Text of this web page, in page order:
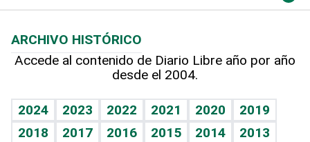
Hablando con el pediatra
Vida y familia
Eñe
Línea de hit
TBT Deportivo
Hecho en casa
Guía del dinero
Cumpleaños
Horóscopos
Juegos
ARCHIVO HISTÓRICO
Accede al contenido de Diario Libre año por año
desde el 2004.
2024 2023 2022 2021 2020
2019
2018
2017 2016 2015 2014
2013